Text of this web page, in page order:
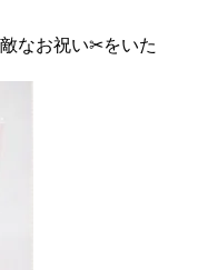
なお祝い✂をいた